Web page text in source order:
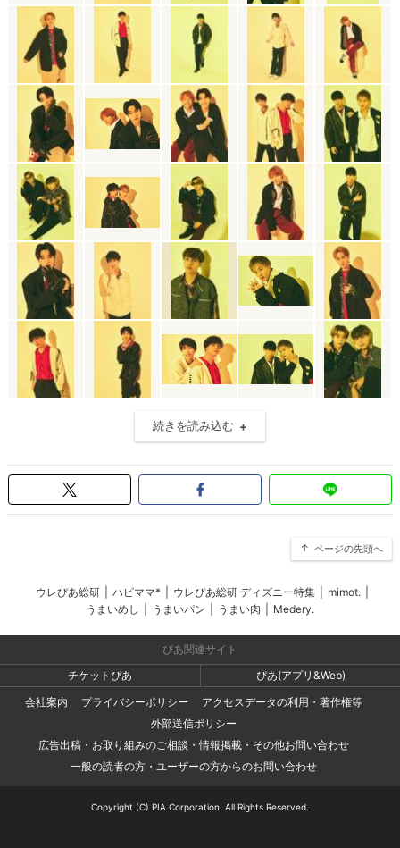
続きを読み込む
ページの先頭へ
ウレぴあ総研 ハピママ* ウレぴあ総研 ディズニー特集 mimot.
うまいめし
うまいパン うまい肉 Medery.
ぴあ関連サイト
チケットぴあ
ぴあ(アプリ&Web)
会社案内
プライバシーポリシー
アクセスデータの利用・著作権等
外部送信ポリシー
広告出稿・お取り組みのご相談・情報掲載・その他お問い合わせ
一般の読者の方・ユーザーの方からのお問い合わせ
Copyright (C) PIA Corporation. All Rights Reserved.